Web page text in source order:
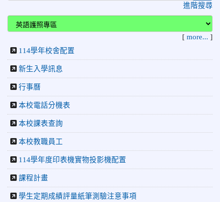
2026-06-10
榮譽
2026-06-09
榮譽
日盃籃球賽 榮獲季軍！
2026-06-09
榮譽
賀 本校游泳隊參加115年花蓮縣縣長盃分
齡游泳錦標賽榮獲佳績！
2026-06-02
榮譽
長盃」跆拳道錦標賽暨全國少年盃花蓮縣代表隊選拔賽 榮獲
佳績！
2026-05-03
榮譽
Show and Tell榮獲佳績
2026-04-30 國稅局「114年度綜合所得稅結算申報」宣導內
容
2026-04-27
榮譽
賀 本校籃球隊參加115年花蓮縣縣長盃籃
進階搜尋
[ more... ]
114學年校舍配置
新生入學訊息
行事曆
本校電話分機表
本校課表查詢
本校教職員工
114學年度印表機實物投影機配置
課程計畫
學生定期成績評量紙筆測驗注意事項